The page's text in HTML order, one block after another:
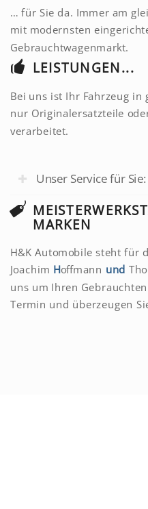
… für Sie da. Immer am
mit modernsten
Gebrauchtwagenmarkt.
LEISTUNGEN...
Bei uns ist Ihr Fahrzeug in
nur Originalersatzteile
verarbeitet.
Unser Service für Sie:
MARKEN
H&K Automobile steht für
Joachim Hoffmann und
uns um Ihren
Termin und überzeugen